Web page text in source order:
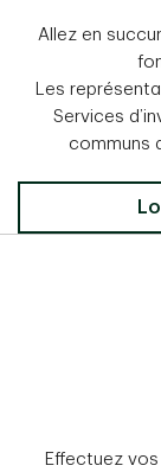
Allez en
Les
Services
communs
Effectuez